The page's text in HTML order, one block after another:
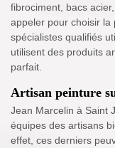
fibrociment, bacs
appeler pour choisir la
spécialistes qualifiés
utilisent des produits
parfait.
Artisan peinture
Jean Marcelin à Saint
équipes des artisans
effet, ces derniers